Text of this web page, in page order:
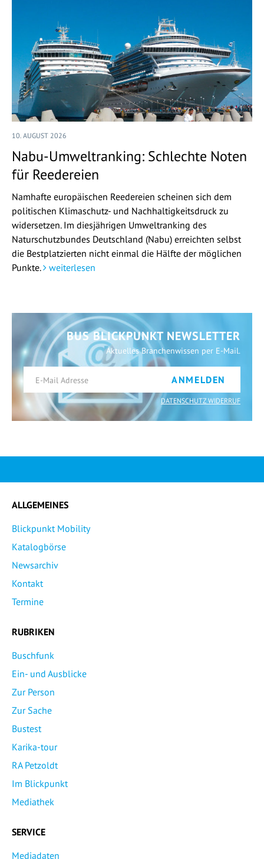
10. AUGUST 2026
Nabu-Umweltranking: Schlechte Noten
für Reedereien
Namhafte europäischen Reedereien scheinen sich dem
politischen Klimaschutz- und Nachhaltigkeitsdruck zu
widersetzen. Im diesjährigen Umweltranking des
Naturschutzbundes Deutschland (Nabu) erreichten selbst
die Bestplatzierten nicht einmal die Hälfte der möglichen
Punkte.
weiterlesen
BUS BLICKPUNKT NEWSLETTER
Aktuelles Branchenwissen per E-Mail.
ANMELDEN
DATENSCHUTZ WIDERRUF
ALLGEMEINES
Blickpunkt Mobility
Katalogbörse
Newsarchiv
Kontakt
Termine
RUBRIKEN
Buschfunk
Ein- und Ausblicke
Zur Person
Zur Sache
Bustest
Karika-tour
RA Petzoldt
Im Blickpunkt
Mediathek
SERVICE
Mediadaten